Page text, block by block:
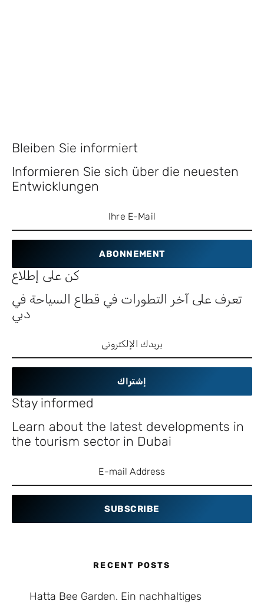
Bleiben Sie informiert
Informieren Sie sich über die neuesten
Entwicklungen
ABONNEMENT
كن على إطلاع
تعرف على آخر التطورات في قطاع السياحة في
دبي
إشتراك
Stay informed
Learn about the latest developments in
the tourism sector in Dubai
SUBSCRIBE
RECENT POSTS
Hatta Bee Garden. Ein nachhaltiges